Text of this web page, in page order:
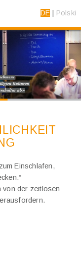
DE Polski
Einschlafen,
von der zeitlosen